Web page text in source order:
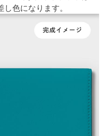
色になります。